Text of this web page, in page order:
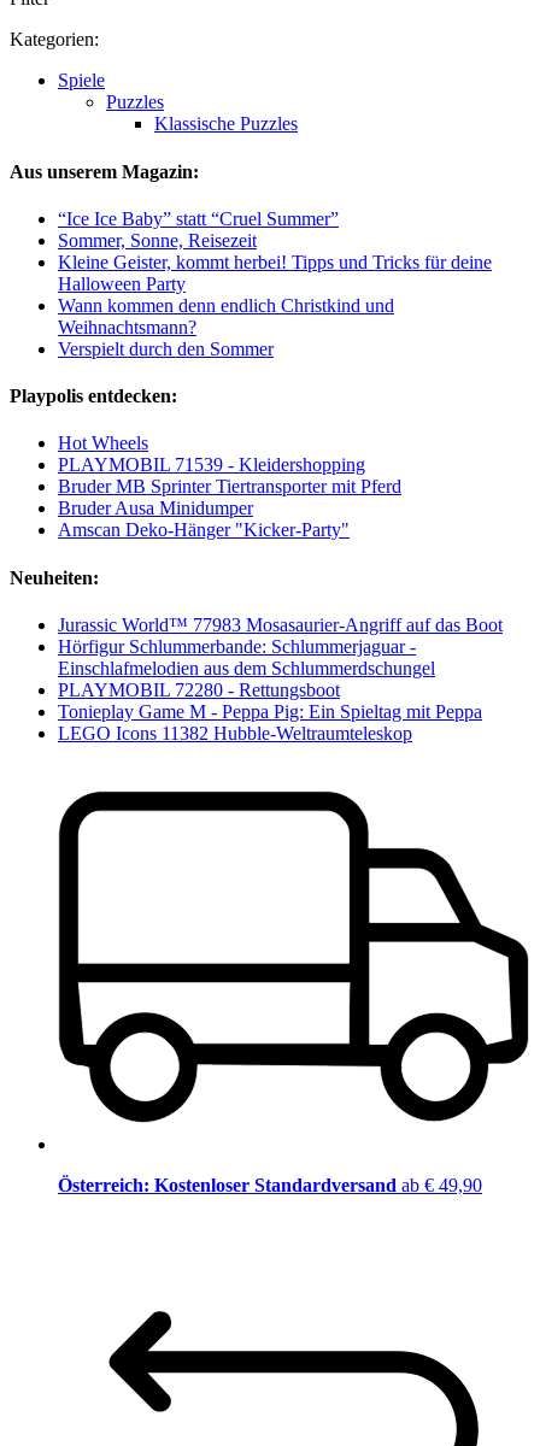
Kategorien:
Spiele
Puzzles
Klassische Puzzles
Aus unserem Magazin:
“Ice Ice Baby” statt “Cruel Summer”
Sommer, Sonne, Reisezeit
Kleine Geister, kommt herbei! Tipps und Tricks für deine
Halloween Party
Wann kommen denn endlich Christkind und
Weihnachtsmann?
Verspielt durch den Sommer
Playpolis entdecken:
Hot Wheels
PLAYMOBIL 71539 - Kleidershopping
Bruder MB Sprinter Tiertransporter mit Pferd
Bruder Ausa Minidumper
Amscan Deko-Hänger "Kicker-Party"
Neuheiten:
Jurassic World™ 77983 Mosasaurier-Angriff auf das Boot
Hörfigur Schlummerbande: Schlummerjaguar -
Einschlafmelodien aus dem Schlummerdschungel
PLAYMOBIL 72280 - Rettungsboot
Tonieplay Game M - Peppa Pig: Ein Spieltag mit Peppa
LEGO Icons 11382 Hubble-Weltraumteleskop
Österreich: Kostenloser Standardversand ab € 49,90